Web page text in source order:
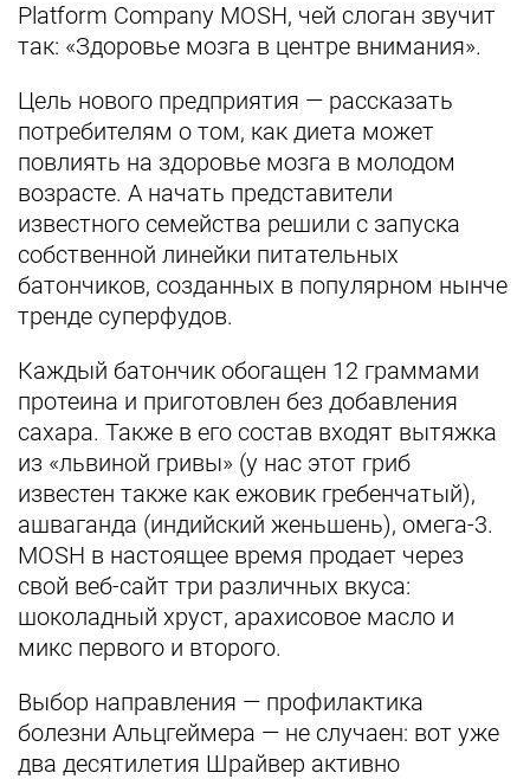
Platform Company MOSH, чей слоган звучит
так: «Здоровье мозга в центре внимания».
Цель нового предприятия — рассказать
потребителям о том, как диета может
повлиять на здоровье мозга в молодом
возрасте. А начать представители
известного семейства решили с запуска
собственной линейки питательных
батончиков, созданных в популярном нынче
тренде суперфудов.
Каждый батончик обогащен 12 граммами
протеина и приготовлен без добавления
сахара. Также в его состав входят вытяжка
из «львиной гривы» (у нас этот гриб
известен также как ежовик гребенчатый),
ашваганда (индийский женьшень), омега-3.
MOSH в настоящее время продает через
свой веб-сайт три различных вкуса:
шоколадный хруст, арахисовое масло и
микс первого и второго.
Выбор направления — профилактика
болезни Альцгеймера — не случаен: вот уже
два десятилетия Шрайвер активно